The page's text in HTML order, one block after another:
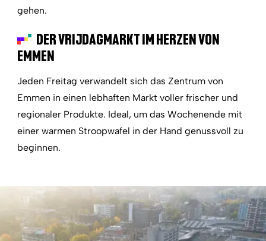
gehen.
DER VRIJDAGMARKT IM HERZEN VON
EMMEN
Jeden Freitag verwandelt sich das Zentrum von
Emmen in einen lebhaften Markt voller frischer und
regionaler Produkte. Ideal, um das Wochenende mit
einer warmen Stroopwafel in der Hand genussvoll zu
beginnen.